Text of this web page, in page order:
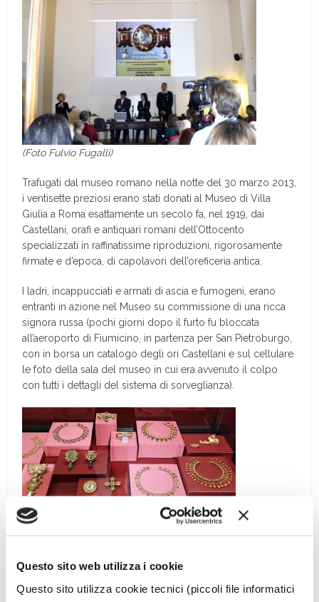
Questo sito web utilizza i cookie
Questo sito utilizza cookie tecnici (piccoli file informatici
(Foto Fulvio Fugalli)
Trafugati dal museo romano nella notte del 30 marzo 2013,
i ventisette preziosi erano stati donati al Museo di Villa
Giulia a Roma esattamente un secolo fa, nel 1919, dai
Castellani, orafi e antiquari romani dell’Ottocento
specializzati in raffinatissime riproduzioni, rigorosamente
firmate e d’epoca, di capolavori dell’oreficeria antica.
I ladri, incappucciati e armati di ascia e fumogeni, erano
entranti in azione nel Museo su commissione di una ricca
signora russa (pochi giorni dopo il furto fu bloccata
all’aeroporto di Fiumicino, in partenza per San Pietroburgo,
con in borsa un catalogo degli ori Castellani e sul cellulare
le foto della sala del museo in cui era avvenuto il colpo
con tutti i dettagli del sistema di sorveglianza).
ricettatori locali avrebbero dovuto veicolare la vendita sul